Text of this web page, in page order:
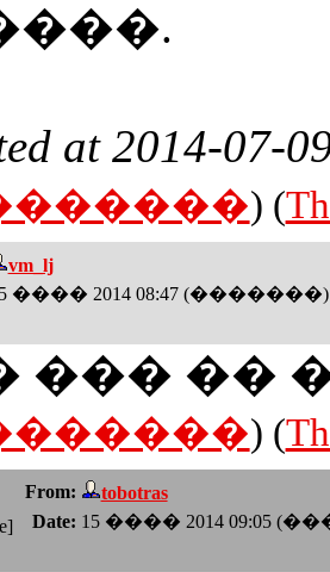
at 2014-07-
) (
vm_lj
���� 2014 08:47 (�������)
��� ��
) (
From:
tobotras
Date: 15 ���� 2014 09:05